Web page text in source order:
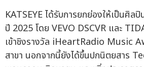
KATSEYE ได้รับการยกย่องให้เป็นศิล
ปี 2025 โดย VEVO DSCVR และ
เข้าชิงรางวัล iHeartRadio Music
สาขา นอกจากนี้ยังได้ขึ้นปกนิตยสาร